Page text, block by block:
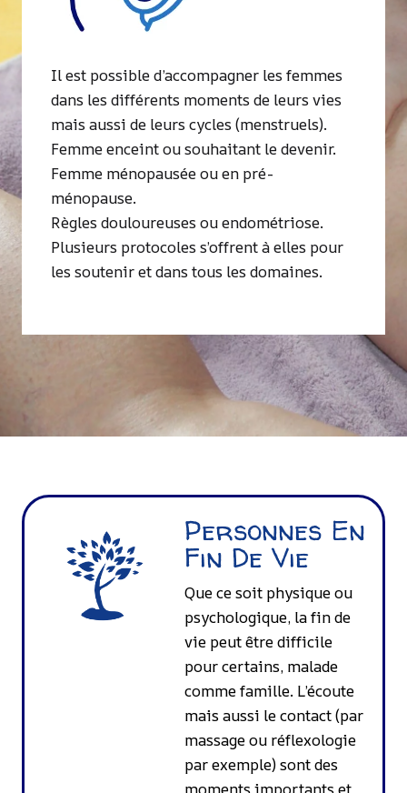
Il est possible d’accompagner les femmes
dans les différents moments de leurs vies
mais aussi de leurs cycles (menstruels).
Femme enceint ou souhaitant le devenir.
Femme ménopausée ou en pré-
ménopause.
Règles douloureuses ou endométriose.
Plusieurs protocoles s’offrent à elles pour
les soutenir et dans tous les domaines.
Personnes En
Fin De Vie
Que ce soit physique ou
psychologique, la fin de
vie peut être difficile
pour certains, malade
comme famille. L’écoute
mais aussi le contact (par
massage ou réflexologie
par exemple) sont des